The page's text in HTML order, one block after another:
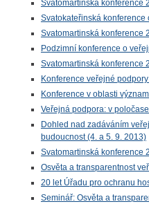
Svatomartinská konference
Svatokateřinská
Svatomartinská konference
Podzimní konference o
Svatomartinská konference
Konference veřejné
Konference v oblasti
Veřejná podpora: v
Dohled nad zadáváním
budoucnost (4. a 5. 9. 2013)
Svatomartinská konference
Osvěta a transparentnost
20 let Úřadu pro ochranu
Seminář: Osvěta a